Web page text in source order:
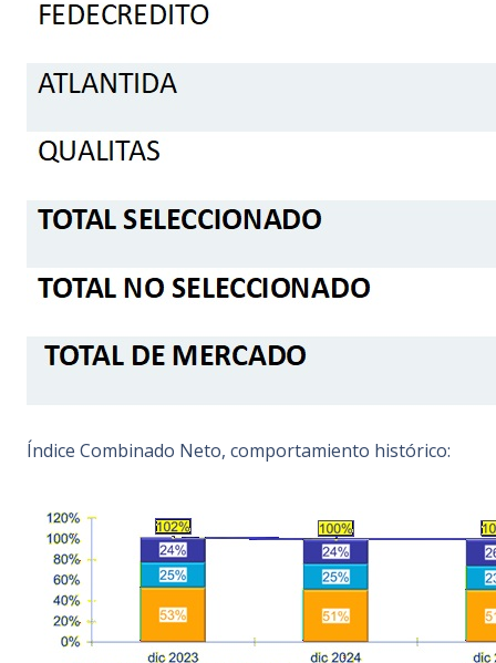
Índice Combinado Neto, comportamiento histórico: